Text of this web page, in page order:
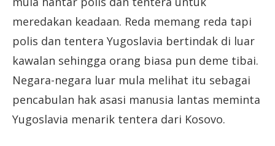
meredakan keadaan. Reda memang reda tapi
polis dan tentera Yugoslavia bertindak di luar
kawalan sehingga orang biasa pun deme tibai.
Negara-negara luar mula melihat itu sebagai
pencabulan hak asasi manusia lantas meminta
Yugoslavia menarik tentera dari Kosovo.